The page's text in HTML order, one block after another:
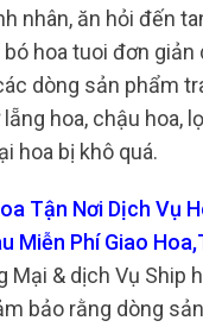
nhân, ăn hỏi đến
hoa tuoi đơn giản
dòng sản phẩm
hoa, chậu hoa,
hoa bị khô quá.
Tận Nơi Dịch Vụ
Miễn Phí Giao
Mại & dịch Vụ Ship
bảo rằng dòng